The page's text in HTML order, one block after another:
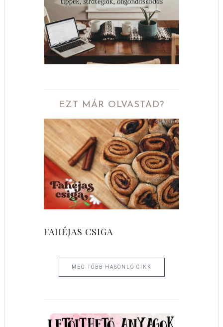
EZT MÁR OLVASTAD?
FAHÉJAS CSIGA
MÉG TÖBB HASONLÓ CIKK